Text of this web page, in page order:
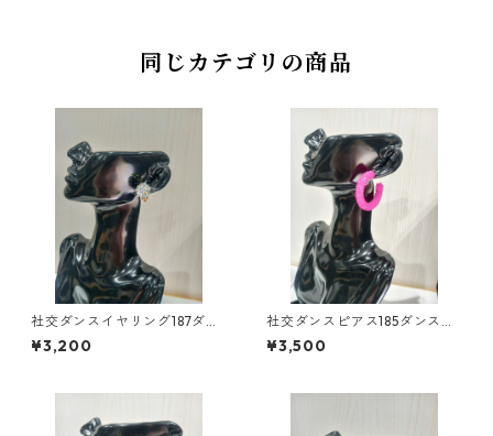
同じカテゴリの商品
社交ダンスイヤリング187ダン
スアクセサリーベリーダンス
ブライダルアクセサリー
¥3,200
社交ダンスピアス185ダンスア
クセサリーベリーダンスブラ
イダルアクセサリー
¥3,500